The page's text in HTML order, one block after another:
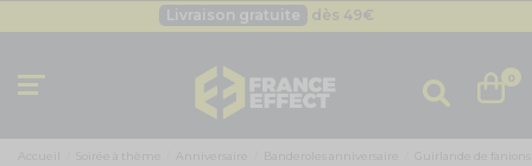
Livraison gratuite dès 49€
Livraison gratuite dès 49 0
Accueil Soirée à thème Anniversaire Banderoles anniversaire Guirlande de